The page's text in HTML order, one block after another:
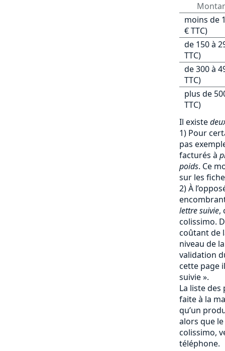
moins de
€ TTC)
de 150 à
TTC)
de 300 à
TTC)
plus de
TTC)
Il existe
1) Pour
pas
facturés à
poids. Ce
sur les
2) À
lettre suivie,
colissimo.
coûtant de
niveau de
validation
cette page
suivie ».
La liste
faite à la
qu’un
alors que
colissimo,
téléphone.